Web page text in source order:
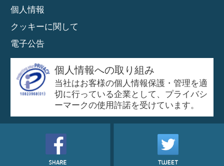
個人情報
クッキーに関して
電子公告
個人情報への取り組み
当社はお客様の個人情報保護・管理を適
切に行っている企業として、プライバシ
ーマークの使用許諾を受けています。